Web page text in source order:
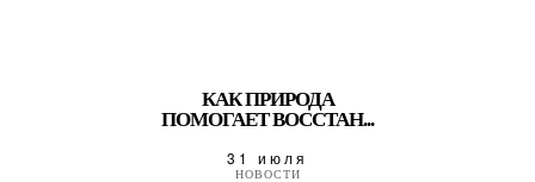
КАК ПРИРОДА
ПОМОГАЕТ ВОССТАН...
31 июля
НОВОСТИ